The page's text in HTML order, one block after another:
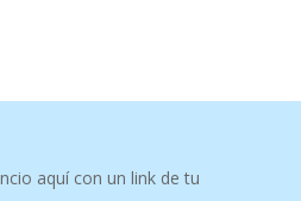
aquí con un link de tu